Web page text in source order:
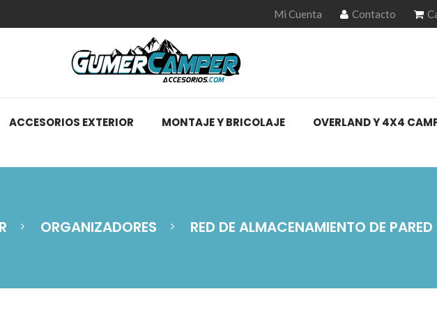
Mi Cuenta Contacto
ACCESORIOS EXTERIOR MONTAJE Y BRICOLAJE OVERLAND Y 4X4
ORGANIZADORES RED DE ALMACENAMIENTO DE